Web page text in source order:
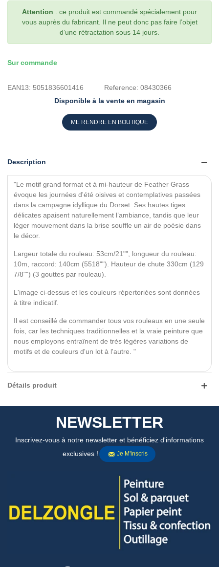
Attention : ce produit est commandé spécialement pour
vous auprès du fabricant. Il ne peut donc pas faire l’objet
d’une rétractation sous 14 jours.
Sur commande
EAN13: 5051836601416 Reference: 08430366
Disponible à la vente en magasin
ME RENDRE EN BOUTIQUE
Description
"Le motif grand format et à mi-hauteur de Feather Grass
évoque les journées d'été oisives et contemplatives passées
dans la campagne idyllique du Dorset. Ses hautes tiges
délicates apaisent naturellement l’ambiance, tandis que leur
léger mouvement dans la brise souffle un air de poésie dans
le décor.
Largeur totale du rouleau: 53cm/21"", longueur du rouleau:
10m, raccord: 140cm (5518""). Hauteur de chute 330cm (129
7/8"") (3 gouttes par rouleau).
L'image ci-dessus et les couleurs répertoriées sont données
à titre indicatif.
Il est conseillé de commander tous vos rouleaux en une seule
fois, car les techniques traditionnelles et la vraie peinture que
nous employons entraînent de très légères variations de
motifs et de couleurs d'un lot à l'autre. "
Détails produit
NEWSLETTER
Inscrivez-vous à notre newsletter et bénéficiez d'informations
exclusives !
Je M'inscris